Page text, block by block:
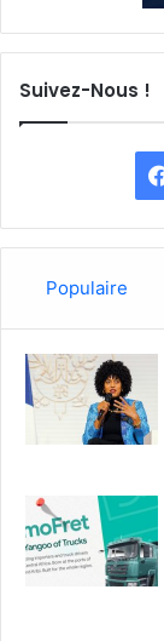
Suivez-Nous !
Populaire